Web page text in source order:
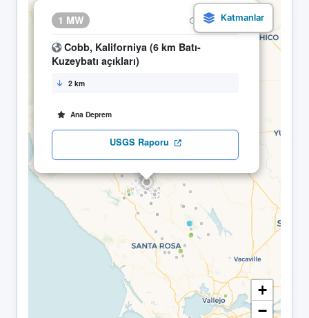
1 MW 05.05 21:57
Cobb, Kaliforniya (6 km Batı-
Kuzeybatı açıkları)
2 km
Ana Deprem
USGS Raporu
×
+
−